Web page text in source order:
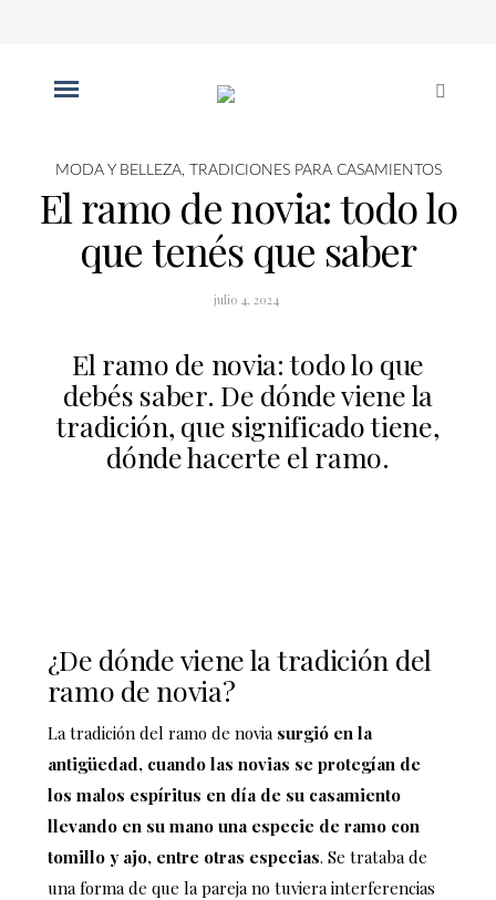
MODA Y BELLEZA, TRADICIONES PARA CASAMIENTOS
El ramo de novia: todo lo
que tenés que saber
julio 4, 2024
El ramo de novia: todo lo que
debés saber. De dónde viene la
tradición, que significado tiene,
dónde hacerte el ramo.
¿De dónde viene la tradición del
ramo de novia?
La tradición del ramo de novia surgió en la
antigüedad, cuando las novias se protegían de
los malos espíritus en día de su casamiento
llevando en su mano una especie de ramo con
tomillo y ajo, entre otras especias. Se trataba de
una forma de que la pareja no tuviera interferencias